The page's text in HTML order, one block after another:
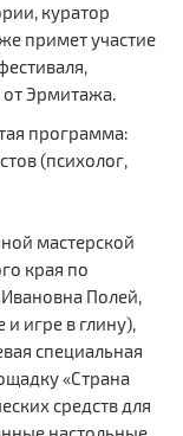
куратор
примет участие
Эрмитажа.
программа:
(психолог,
мастерской
края по
Полей,
и игре в глину),
специальная
«Страна
средств для